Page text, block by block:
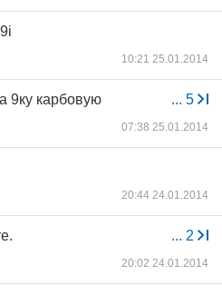
10:21 25.01.2014
... 5
9ку карбовую
07:38 25.01.2014
20:44 24.01.2014
... 2
20:02 24.01.2014